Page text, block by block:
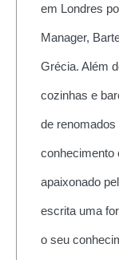
em Londres
Manager,
Grécia. Além
cozinhas e
de
conhecimento
apaixonado
escrita uma
o seu